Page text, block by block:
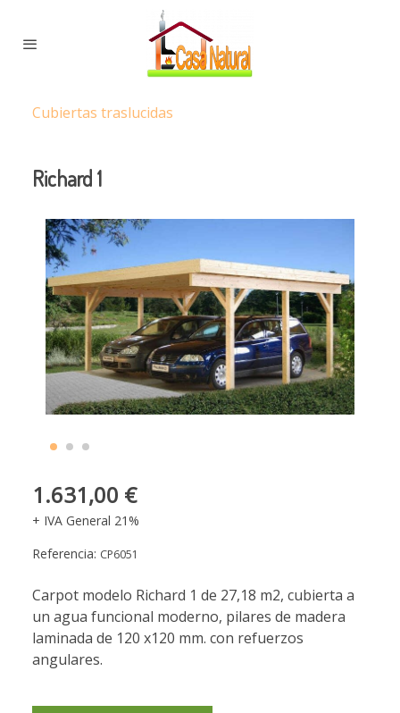
Cubiertas traslucidas
Richard 1
1.631,00 €
+ IVA General 21%
Referencia: CP6051
Carpot modelo Richard 1 de 27,18 m2, cubierta a
un agua funcional moderno, pilares de madera
laminada de 120 x120 mm. con refuerzos
angulares.